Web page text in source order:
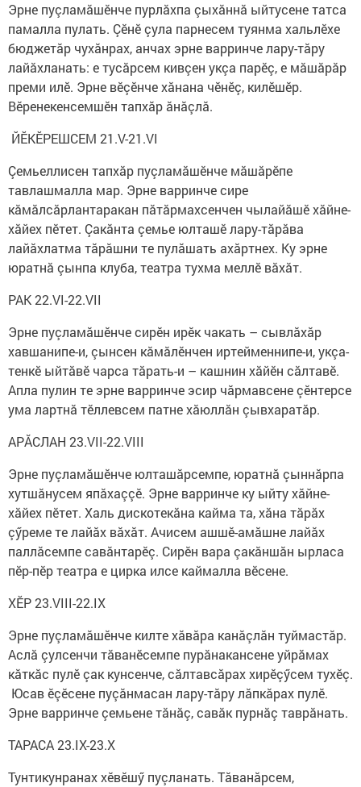
Эрне пуçламăшӗнче пурлăхпа çыхăннă ыйтусене татса
памалла пулать. Çӗнӗ çула парнесем туянма хальлӗхе
бюджетăр чухăнрах, анчах эрне варринче лару-тăру
лайăхланать: е тусăрсем кивçен укçа парӗç, е мăшăрăр
преми илӗ. Эрне вӗçӗнче хăнана чӗнӗç, килӗшӗр.
Вӗренекенсемшӗн тапхăр ăнăçлă.
ЙӖКӖРЕШСЕМ 21.V-21.VI
Çемьеллисен тапхăр пуçламăшӗнче мăшăрӗпе
тавлашмалла мар. Эрне варринче сире
кăмăлсăрлантаракан пăтăрмахсенчен чылайăшӗ хăйне-
хăйех пӗтет. Çакăнта çемье юлташӗ лару-тăрăва
лайăхлатма тăрăшни те пулăшать ахăртнех. Ку эрне
юратнă çынпа клуба, театра тухма меллӗ вăхăт.
РАК 22.VI-22.VII
Эрне пуçламăшӗнче сирӗн ирӗк чакать – сывлăхăр
хавшанипе-и, çынсен кăмăлӗнчен иртейменнипе-и, укçа-
тенкӗ ыйтăвӗ чарса тăрать-и – кашнин хăйӗн сăлтавӗ.
Апла пулин те эрне варринче эсир чăрмавсене çӗнтерсе
ума лартнă тӗллевсем патне хăюллăн çывхаратăр.
АРĂСЛАН 23.VII-22.VIII
Эрне пуçламăшӗнче юлташăрсемпе, юратнă çыннăрпа
хутшăнусем япăхаççӗ. Эрне варринче ку ыйту хăйне-
хăйех пӗтет. Халь дискотекăна кайма та, хăна тăрăх
çӳреме те лайăх вăхăт. Ачисем ашшӗ-амăшне лайăх
паллăсемпе савăнтарӗç. Сирӗн вара çакăншăн ырласа
пӗр-пӗр театра е цирка илсе каймалла вӗсене.
ХӖР 23.VIII-22.IX
Эрне пуçламăшӗнче килте хăвăра канăçлăн туймастăр.
Аслă çулсенчи тăванӗсемпе пурăнакансене уйрăмах
кăткăс пулӗ çак кунсенче, сăлтавсăрах хирӗçӳсем тухӗç.
Юсав ӗçӗсене пуçăнмасан лару-тăру лăпкăрах пулӗ.
Эрне варринче çемьене тăнăç, савăк пурнăç таврăнать.
ТАРАСА 23.IX-23.X
Тунтикунранах хӗвӗшӳ пуçланать. Тăванăрсем,